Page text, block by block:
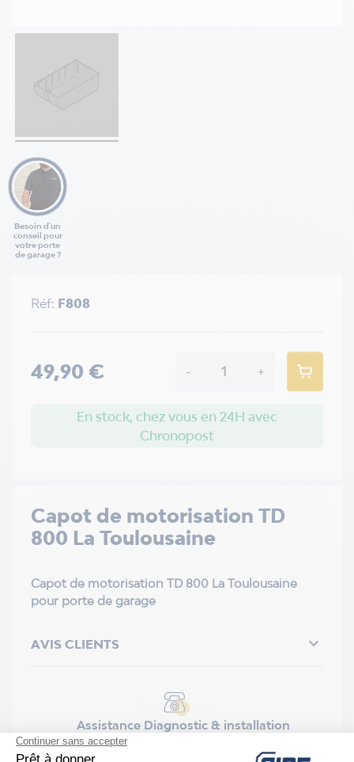
Besoin d'un
conseil pour
votre porte
de garage ?
Capot de motorisation TD
800 La Toulousaine
Capot de motorisation TD 800 La Toulousaine
pour porte de garage
AVIS CLIENTS 
Assistance Diagnostic & installation
Réf: F808
49,90 € - +
En stock, chez vous en 24H avec
Chronopost